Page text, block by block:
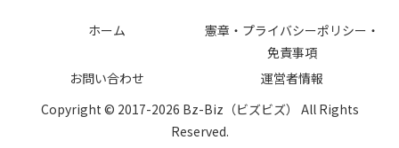
ホーム
憲章・プライバシーポリシー・
免責事項
お問い合わせ
運営者情報
Copyright © 2017-2026 Bz-Biz（ビズビズ） All Rights
Reserved.